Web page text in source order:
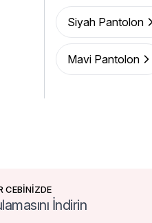
Siyah Pantolon
Mavi Pantolon
CEBİNİZDE
İndirin